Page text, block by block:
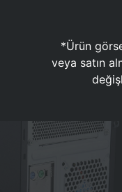
*Ürün
veya satın